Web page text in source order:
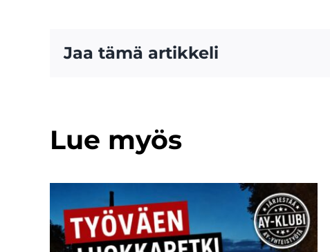
Jaa tämä artikkeli
Lue myös